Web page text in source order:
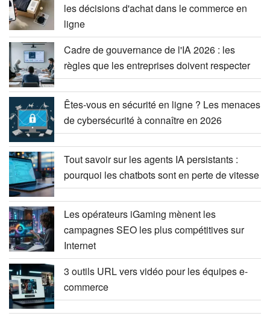
les décisions d'achat dans le commerce en
ligne
Cadre de gouvernance de l'IA 2026 : les
règles que les entreprises doivent respecter
Êtes-vous en sécurité en ligne ? Les menaces
de cybersécurité à connaître en 2026
Tout savoir sur les agents IA persistants :
pourquoi les chatbots sont en perte de vitesse
Les opérateurs iGaming mènent les
campagnes SEO les plus compétitives sur
Internet
3 outils URL vers vidéo pour les équipes e-
commerce